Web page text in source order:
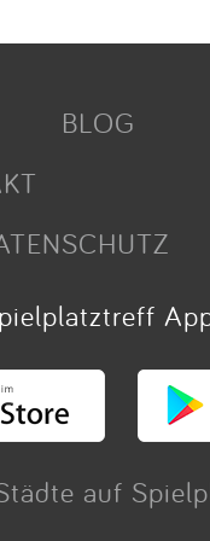
BLOG
auf